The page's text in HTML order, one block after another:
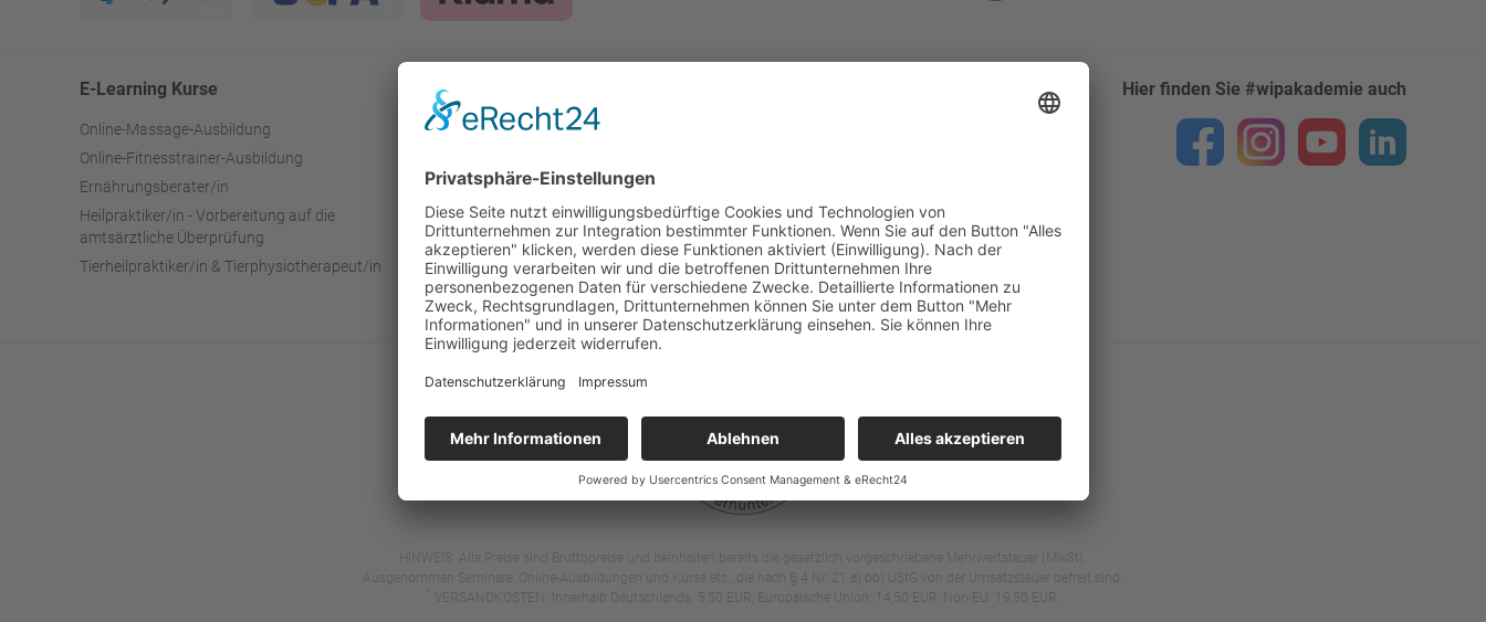
E-Learning Kurse
Online-Massage-Ausbildung
Online-Fitnesstrainer-Ausbildung
Ernährungsberater/in
Heilpraktiker/in - Vorbereitung auf die
amtsärztliche Überprüfung
Tierheilpraktiker/in & Tierphysiotherapeut/in
Blog
Produktempfehlungen
Zertifikat
Über uns
Kontakt
Widerruf & Kündigung
Voraussetzungen und Einstieg
Ayurveda-Massage (Abhyanga): Wirkung,
Ablauf, Öle & Anleitung
Meditation lernen: Techniken, Wirkung &
Anleitung für den Alltag
Hier finden Sie #wipakademie auch
HINWEIS: Alle Preise sind Bruttopreise und beinhalten bereits die gesetzlich vorgeschriebene Mehrwertsteuer (MwSt).
Ausgenommen Seminare, Online-Ausbildungen und Kurse etc., die nach § 4 Nr. 21 a) bb) UStG von der Umsatzsteuer befreit sind.
VERSANDKOSTEN: Innerhalb Deutschlands: 5,50 EUR, Europäische Union: 14,50 EUR, Non-EU: 19,50 EUR.